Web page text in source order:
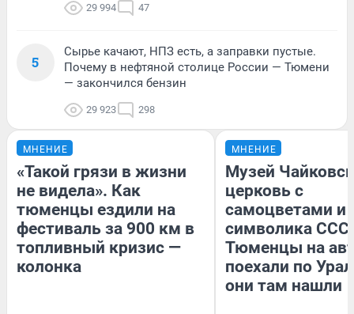
29 994 47
5
Сырье качают, НПЗ есть, а заправки пустые.
Почему в нефтяной столице России — Тюмени
— закончился бензин
29 923 298
МНЕНИЕ
«Такой грязи в жизни
не видела». Как
тюменцы ездили на
фестиваль за 900 км в
топливный кризис —
колонка
МНЕНИЕ
Музей
церковь с
самоцветами и
символика
Тюменцы на
поехали по
они там нашли